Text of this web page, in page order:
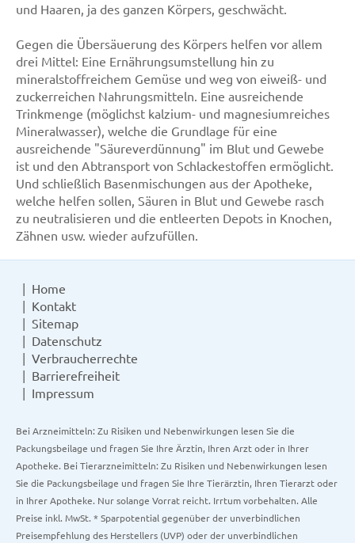
und Haaren, ja des ganzen Körpers, geschwächt.
Gegen die Übersäuerung des Körpers helfen vor allem
drei Mittel: Eine Ernährungsumstellung hin zu
mineralstoffreichem Gemüse und weg von eiweiß- und
zuckerreichen Nahrungsmitteln. Eine ausreichende
Trinkmenge (möglichst kalzium- und magnesiumreiches
Mineralwasser), welche die Grundlage für eine
ausreichende "Säureverdünnung" im Blut und Gewebe
ist und den Abtransport von Schlackestoffen ermöglicht.
Und schließlich Basenmischungen aus der Apotheke,
welche helfen sollen, Säuren in Blut und Gewebe rasch
zu neutralisieren und die entleerten Depots in Knochen,
Zähnen usw. wieder aufzufüllen.
Home
Kontakt
Sitemap
Datenschutz
Verbraucherrechte
Barrierefreiheit
Impressum
Bei Arzneimitteln: Zu Risiken und Nebenwirkungen lesen Sie die
Packungsbeilage und fragen Sie Ihre Ärztin, Ihren Arzt oder in Ihrer
Apotheke. Bei Tierarzneimitteln: Zu Risiken und Nebenwirkungen lesen
Sie die Packungsbeilage und fragen Sie Ihre Tierärztin, Ihren Tierarzt oder
in Ihrer Apotheke. Nur solange Vorrat reicht. Irrtum vorbehalten. Alle
Preise inkl. MwSt. * Sparpotential gegenüber der unverbindlichen
Preisempfehlung des Herstellers (UVP) oder der unverbindlichen